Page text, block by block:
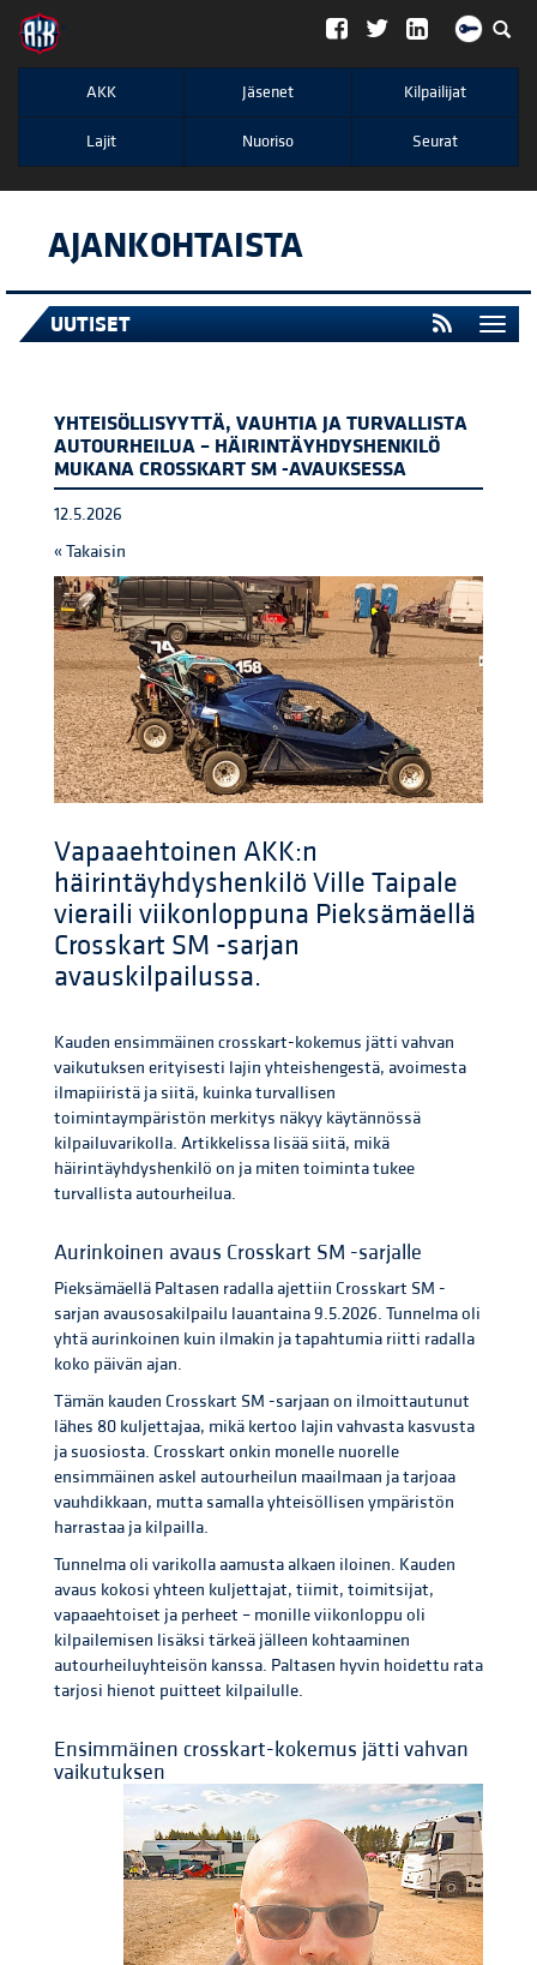
";
AKK Jäsenet Kilpailijat
Lajit Nuoriso Seurat
AJANKOHTAISTA
UUTISET
YHTEISÖLLISYYTTÄ, VAUHTIA JA TURVALLISTA
AUTOURHEILUA – HÄIRINTÄYHDYSHENKILÖ
MUKANA CROSSKART SM -AVAUKSESSA
12.5.2026
« Takaisin
Vapaaehtoinen AKK:n
häirintäyhdyshenkilö Ville Taipale
vieraili viikonloppuna Pieksämäellä
Crosskart SM -sarjan
avauskilpailussa.
Kauden ensimmäinen crosskart-kokemus jätti vahvan
vaikutuksen erityisesti lajin yhteishengestä, avoimesta
ilmapiiristä ja siitä, kuinka turvallisen
toimintaympäristön merkitys näkyy käytännössä
kilpailuvarikolla. Artikkelissa lisää siitä, mikä
häirintäyhdyshenkilö on ja miten toiminta tukee
turvallista autourheilua.
Aurinkoinen avaus Crosskart SM -sarjalle
Pieksämäellä Paltasen radalla ajettiin Crosskart SM -
sarjan avausosakilpailu lauantaina 9.5.2026. Tunnelma oli
yhtä aurinkoinen kuin ilmakin ja tapahtumia riitti radalla
koko päivän ajan.
Tämän kauden Crosskart SM -sarjaan on ilmoittautunut
lähes 80 kuljettajaa, mikä kertoo lajin vahvasta kasvusta
ja suosiosta. Crosskart onkin monelle nuorelle
ensimmäinen askel autourheilun maailmaan ja tarjoaa
vauhdikkaan, mutta samalla yhteisöllisen ympäristön
harrastaa ja kilpailla.
Tunnelma oli varikolla aamusta alkaen iloinen. Kauden
avaus kokosi yhteen kuljettajat, tiimit, toimitsijat,
vapaaehtoiset ja perheet – monille viikonloppu oli
kilpailemisen lisäksi tärkeä jälleen kohtaaminen
autourheiluyhteisön kanssa. Paltasen hyvin hoidettu rata
tarjosi hienot puitteet kilpailulle.
Ensimmäinen crosskart-kokemus jätti vahvan
vaikutuksen